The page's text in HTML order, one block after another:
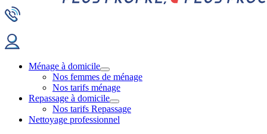
Ménage à domicile
Nos femmes de ménage
Nos tarifs ménage
Repassage à domicile
Nos tarifs Repassage
Nettoyage professionnel